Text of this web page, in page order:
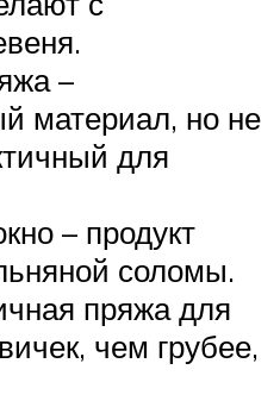
–
материал, но не
для
– продукт
соломы.
пряжа для
чем грубее,